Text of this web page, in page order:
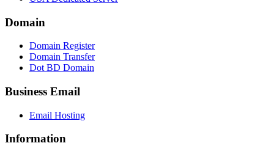
Domain
Domain Register
Domain Transfer
Dot BD Domain
Business Email
Email Hosting
Information